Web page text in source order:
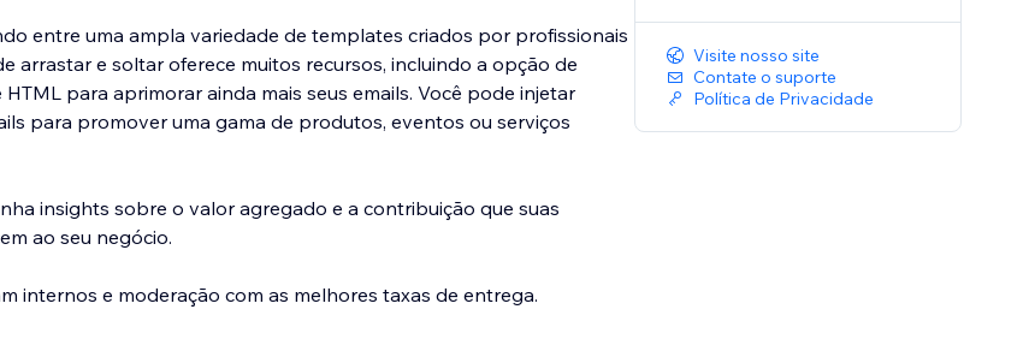
entre uma ampla variedade de templates criados por profissionais
arrastar e soltar oferece muitos recursos, incluindo a opção de
para aprimorar ainda mais seus emails. Você pode injetar
para promover uma gama de produtos, eventos ou serviços
insights sobre o valor agregado e a contribuição que suas
ao seu negócio.
internos e moderação com as melhores taxas de entrega.
Visite nosso site
Contate o suporte
Política de Privacidade